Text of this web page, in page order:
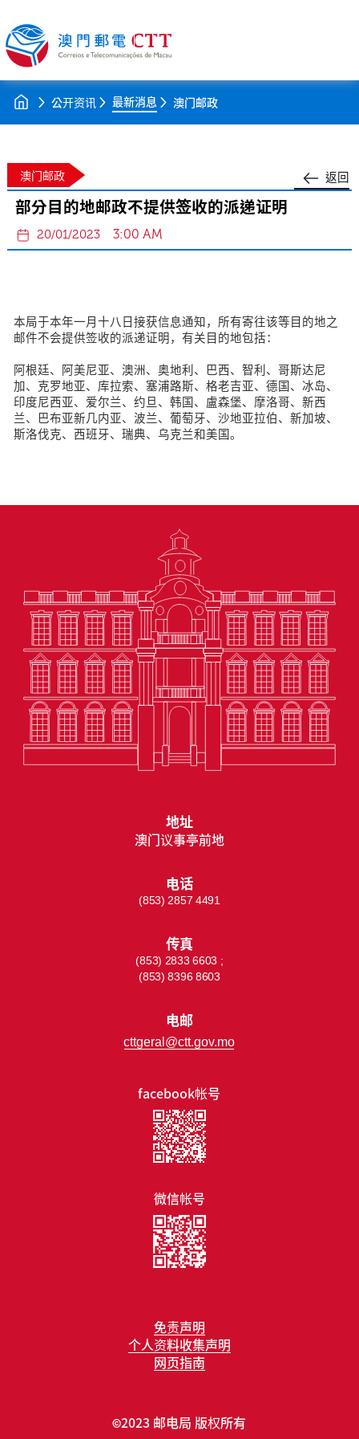
公开资讯 最新消息 澳门邮政
返回
澳门邮政
部分目的地邮政不提供签收的派递证明
20/01/2023 3:00 AM
本局于本年一月十八日接获信息通知，所有寄往该等目的地之
邮件不会提供签收的派递证明，有关目的地包括：
阿根廷、阿美尼亚、澳洲、奥地利、巴西、智利、哥斯达尼
加、克罗地亚、库拉索、塞浦路斯、格老吉亚、德国、冰岛、
印度尼西亚、爱尔兰、约旦、韩国、盧森堡、摩洛哥、新西
兰、巴布亚新几内亚、波兰、葡萄牙、沙地亚拉伯、新加坡、
斯洛伐克、西班牙、瑞典、乌克兰和美国。
免责声明
个人资料收集声明
网页指南
facebook帐号
微信帐号
地址
澳门议事亭前地
电话
(853) 2857 4491
传真
(853) 2833 6603 ;
(853) 8396 8603
电邮
cttgeral@ctt.gov.mo
©2023 邮电局 版权所有